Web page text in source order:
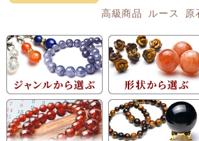
高級商品
ルース 原